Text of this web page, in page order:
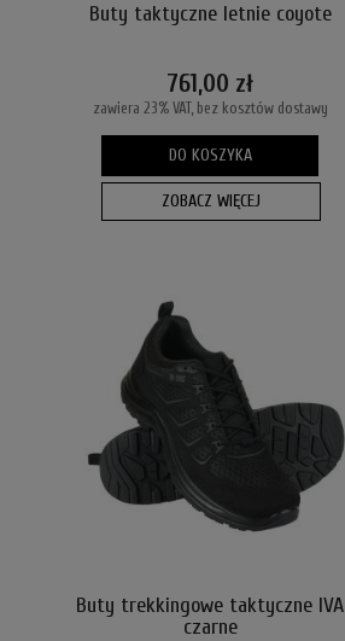
Buty taktyczne letnie coyote
761,00 zł
zawiera 23% VAT, bez kosztów dostawy
DO KOSZYKA
ZOBACZ WIĘCEJ
Buty trekkingowe taktyczne IVA
czarne